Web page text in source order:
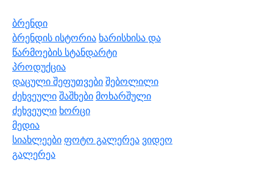
ბრენდი
ბრენდის ისტორია ხარისხისა და
წარმოების სტანდარტი
პროდუქცია
დაცული შეფუთვებიშებოლილი
ძეხვეულიშაშხებიმოხარშული
ძეხვეული ხორცი
მედია
სიახლეებიფოტო გალერეა ვიდეო
გალერეა